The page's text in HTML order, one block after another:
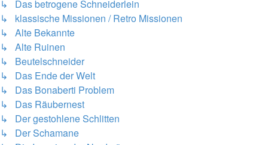
↳ Das betrogene Schneiderlein
↳ klassische Missionen / Retro Missionen
↳ Alte Bekannte
↳ Alte Ruinen
↳ Beutelschneider
↳ Das Ende der Welt
↳ Das Bonaberti Problem
↳ Das Räubernest
↳ Der gestohlene Schlitten
↳ Der Schamane